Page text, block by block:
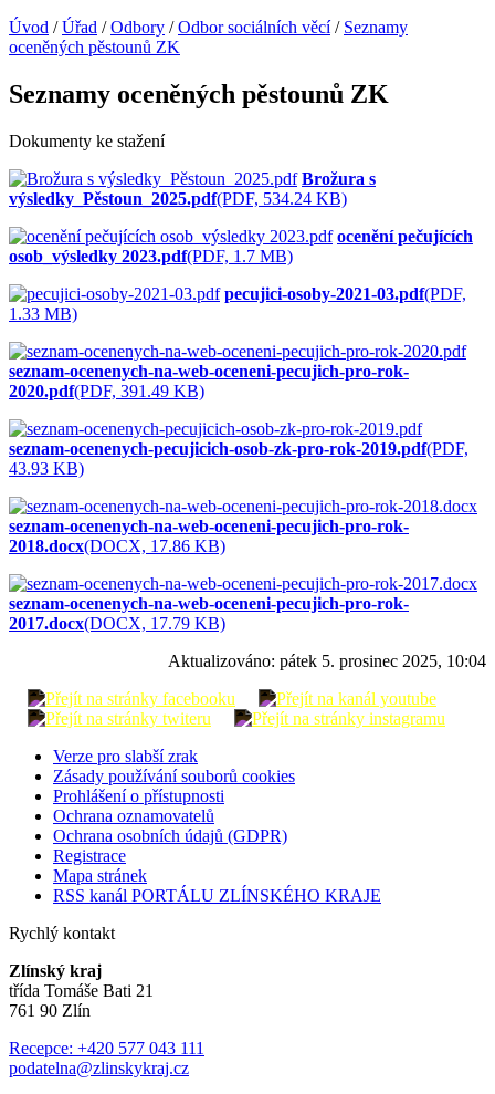
Úvod /Úřad /Odbory /Odbor sociálních věcí/ Seznamy
oceněných pěstounů ZK
Seznamy oceněných pěstounů ZK
Dokumenty ke stažení
Brožura s
výsledky_Pěstoun_2025.pdf(PDF, 534.24 KB)
ocenění pečujících
osob_výsledky 2023.pdf(PDF, 1.7 MB)
pecujici-osoby-2021-03.pdf(PDF,
1.33 MB)
seznam-ocenenych-na-web-oceneni-pecujich-pro-rok-
2020.pdf(PDF, 391.49 KB)
seznam-ocenenych-pecujicich-osob-zk-pro-rok-2019.pdf(PDF,
43.93 KB)
seznam-ocenenych-na-web-oceneni-pecujich-pro-rok-
2018.docx(DOCX, 17.86 KB)
seznam-ocenenych-na-web-oceneni-pecujich-pro-rok-
2017.docx(DOCX, 17.79 KB)
Aktualizováno: pátek 5. prosinec 2025, 10:04
Verze pro slabší zrak
Zásady používání souborů cookies
Prohlášení o přístupnosti
Ochrana oznamovatelů
Ochrana osobních údajů (GDPR)
Registrace
Mapa stránek
RSS kanál PORTÁLU ZLÍNSKÉHO KRAJE
Rychlý kontakt
Zlínský kraj
třída Tomáše Bati 21
761 90 Zlín
Recepce: +420 577 043 111
podatelna@zlinskykraj.cz